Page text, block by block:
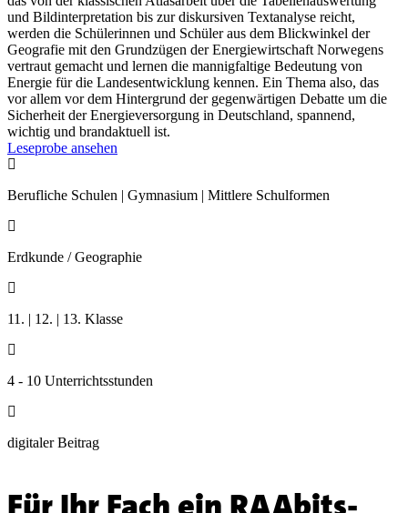
und Bildinterpretation bis zur diskursiven Textanalyse reicht,
werden die Schülerinnen und Schüler aus dem Blickwinkel der
Geografie mit den Grundzügen der Energiewirtschaft Norwegens
vertraut gemacht und lernen die mannigfaltige Bedeutung von
Energie für die Landesentwicklung kennen. Ein Thema also, das
vor allem vor dem Hintergrund der gegenwärtigen Debatte um die
Sicherheit der Energieversorgung in Deutschland, spannend,
wichtig und brandaktuell ist.
Leseprobe ansehen

Berufliche Schulen | Gymnasium | Mittlere Schulformen

Erdkunde / Geographie

11. | 12. | 13. Klasse

4 - 10 Unterrichtsstunden

digitaler Beitrag